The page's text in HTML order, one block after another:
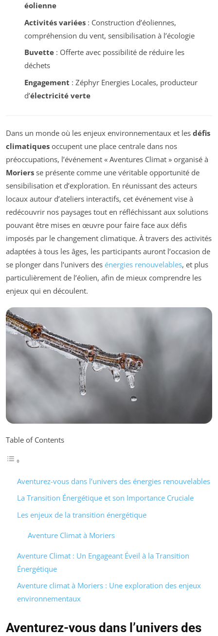
éolienne
Activités variées: Construction d’éoliennes,
compréhension du vent, sensibilisation à l’écologie
Buvette: Offerte avec possibilité de réduire les
déchets
Engagement : Zéphyr Energies Locales, producteur
d’électricité verte
Dans un monde où les enjeux environnementaux et les défis
climatiques occupent une place centrale dans nos
préoccupations, l’événement « Aventures Climat » organisé à
Moriers se présente comme une véritable opportunité de
sensibilisation et d’exploration. En réunissant des acteurs
locaux autour d’ateliers interactifs, cet événement vise à
redécouvrir nos paysages tout en réfléchissant aux solutions
pouvant être mises en œuvre pour faire face aux défis
imposés par le changement climatique. À travers des activités
adaptées à tous les âges, les participants auront l’occasion de
se plonger dans l’univers des énergies renouvelables, et plus
particulièrement de l’éolien, afin de mieux comprendre les
enjeux qui en découlent.
Table of Contents
Aventurez-vous dans l’univers des énergies renouvelables
La Transition Énergétique et son Importance Cruciale
Les enjeux de la transition énergétique
Aventure Climat à Moriers
Aventure Climat : Un Engageant Éveil à la Transition
Énergétique
Aventure climat à Moriers : Une exploration des enjeux
environnementaux
Aventurez-vous dans l’univers des